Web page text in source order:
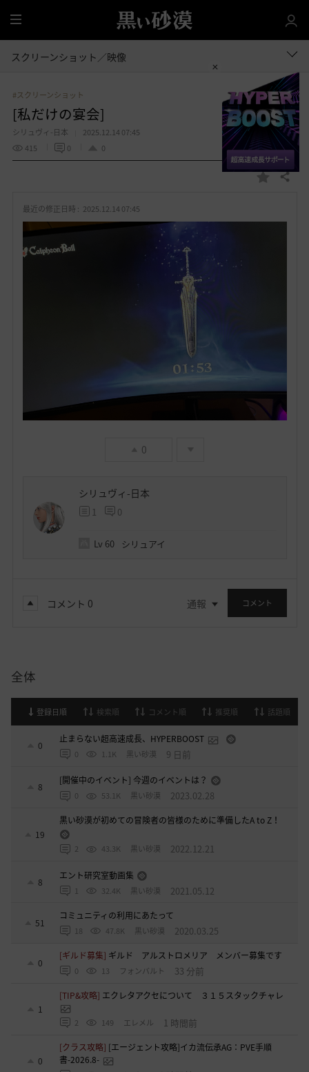
全
体
スクリーンショット／映像
#スクリーンショット
[私だけの宴会]
シリュヴィ-日本
2025.12.14 07:45
415
0 0
お 共有する
最近の修正日時 : 2025.12.14 07:45
0
シリュヴィ-日本
1 0
Lv 60 シリュアイ
コメント 0 通報 コメント
全体
登録日順 検索順 コメント順 推奨順 話題順
0
止まらない超高速成長、HYPERBOOST
0 1.1K 黒い砂漠 9 日前
8
[開催中のイベント] 今週のイベントは？
0 53.1K 黒い砂漠 2023.02.28
19
黒い砂漠が初めての冒険者の皆様のために準備したA to Z！
2 43.3K 黒い砂漠 2022.12.21
8
エント研究室動画集
1 32.4K 黒い砂漠 2021.05.12
51
コミュニティの利用にあたって
18 47.8K 黒い砂漠 2020.03.25
0
[ギルド募集] ギルド アルストロメリア メンバー募集です
0 13 フォンバルト 33 分前
1
[TIP&攻略] エクレタアクセについて ３１５スタックチャレ
2 149 エレメル 1 時間前
0
[クラス攻略] [エージェント攻略]イカ流伝承AG：PVE手順
書-2026.8-